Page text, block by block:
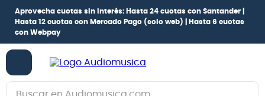
Aprovecha cuotas sin interés: Hasta 24 cuotas con Santander |
Hasta 12 cuotas con Mercado Pago (solo web) |
Hasta 6 cuotas
con Webpay
Buscar en Audiomusica.com